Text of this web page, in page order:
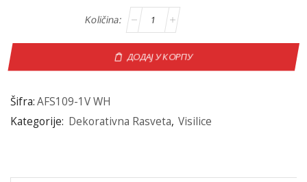
ДОДАЈ У КОРПУ
Šifra:AFS109-1V WH
Kategorije: Dekorativna Rasveta, Visilice